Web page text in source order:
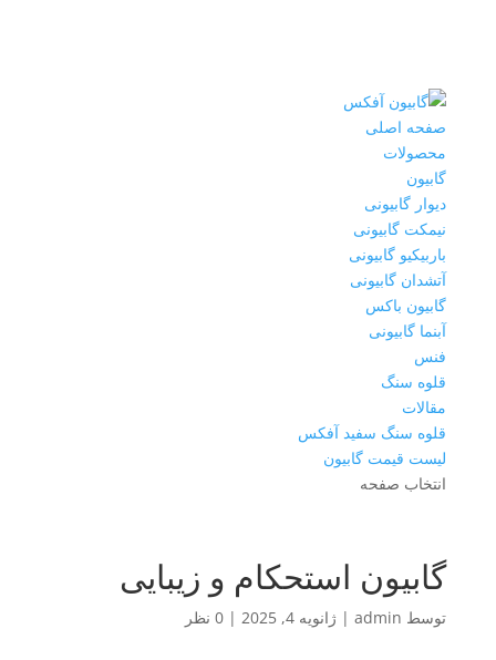
صفحه اصلی
محصولات
گابیون
دیوار گابیونی
نیمکت گابیونی
باربیکیو گابیونی
آتشدان گابیونی
گابیون باکس
آبنما گابیونی
فنس
قلوه سنگ
مقالات
قلوه سنگ سفید آفکس
لیست قیمت گابیون
انتخاب صفحه
گابیون استحکام و زیبایی
توسط admin
| ژانویه 4, 2025 | 0 نظر